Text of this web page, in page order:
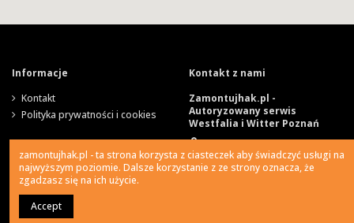
Informacje
Kontakt
Polityka prywatności i cookies
Kontakt z nami
Zamontujhak.pl -
Autoryzowany serwis
Westfalia i Witter Poznań
Szparagowa 4, 62-081
Wysogotowo
zamontujhak.pl - ta strona korzysta z ciasteczek aby świadczyć usługi na
najwyższym poziomie. Dalsze korzystanie z ze strony oznacza, że
zgadzasz się na ich użycie.
Accept